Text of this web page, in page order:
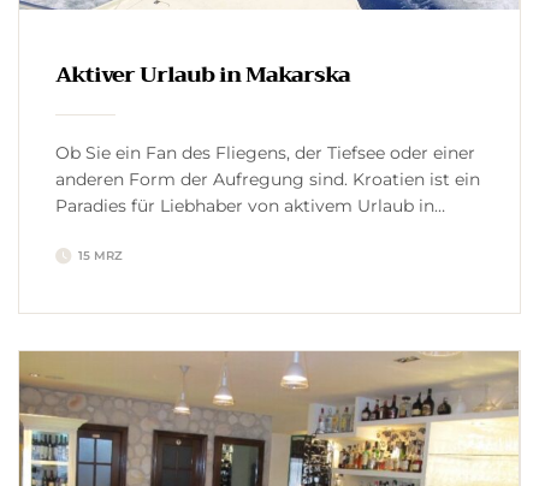
Aktiver Urlaub in Makarska
Ob Sie ein Fan des Fliegens, der Tiefsee oder einer
anderen Form der Aufregung sind. Kroatien ist ein
Paradies für Liebhaber von aktivem Urlaub in
und entdecken Sie verborgene Wunder der Küste,
werden. Erkunden Sie jede Ecke der wilden Natur
15 MRZ